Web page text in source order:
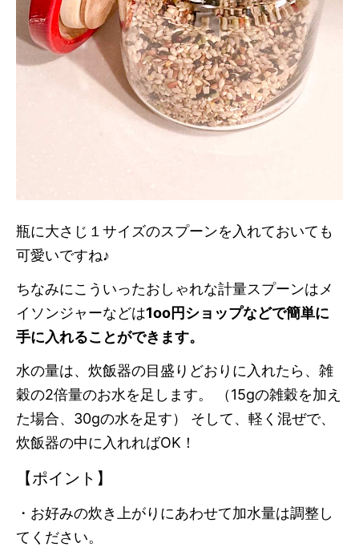
瓶に大さじ１サイズのスプーンを入れておいても
可愛いですね♪
ちなみにこういったおしゃれな計量スプーンはメ
イソンジャーなどは1oo円ショップなどで簡単に
手に入れることができます。
水の量は、炊飯器の目盛りどおりに入れたら、雑
穀の2倍量のお水を足します。 （15gの雑穀を加え
た場合、30gの水を足す） そして、軽く混ぜで、
炊飯器の中に入れればOK！
【ポイント】
・お好みの炊き上がりにあわせて加水量は調整し
てください。